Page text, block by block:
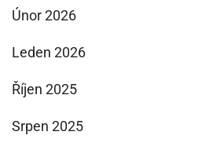
Únor 2026
Leden 2026
Říjen 2025
Srpen 2025